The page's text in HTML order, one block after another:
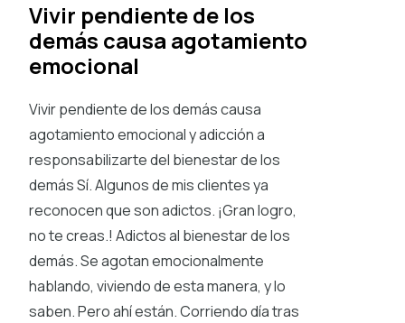
Vivir pendiente de los
demás causa agotamiento
emocional
Vivir pendiente de los demás causa
agotamiento emocional y adicción a
responsabilizarte del bienestar de los
demás Sí. Algunos de mis clientes ya
reconocen que son adictos. ¡Gran logro,
no te creas.! Adictos al bienestar de los
demás. Se agotan emocionalmente
hablando, viviendo de esta manera, y lo
saben. Pero ahí están. Corriendo día tras